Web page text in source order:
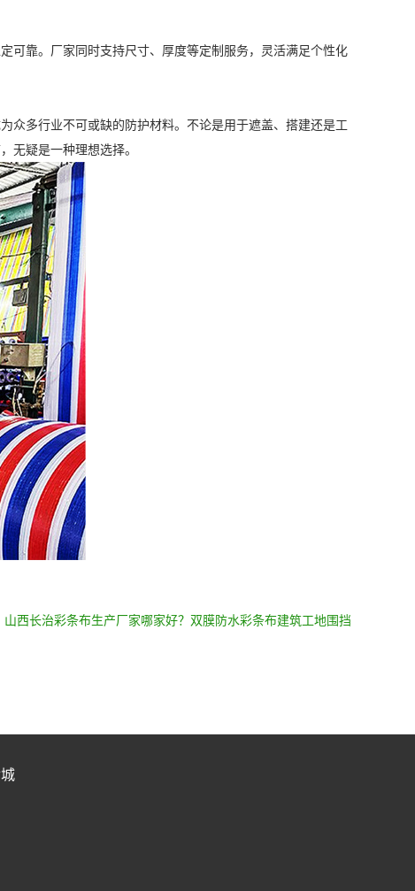
可靠。厂家同时支持尺寸、厚度等定制服务，灵活满足个性化
众多行业不可或缺的防护材料。不论是用于遮盖、搭建还是工
无疑是一种理想选择。
山西长治彩条布生产厂家哪家好？双膜防水彩条布建筑工地围挡